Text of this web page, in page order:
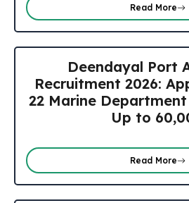
Read More
Deendayal Port
Recruitment 2026:
22 Marine
Up to
Read More